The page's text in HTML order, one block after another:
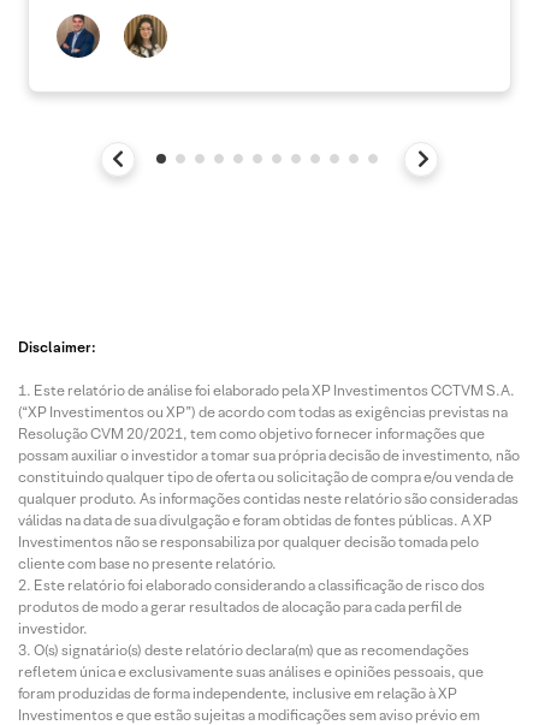
Disclaimer:
Este relatório de análise foi elaborado pela XP Investimentos CCTVM S.A.
(“XP Investimentos ou XP”) de acordo com todas as exigências previstas na
Resolução CVM 20/2021, tem como objetivo fornecer informações que
possam auxiliar o investidor a tomar sua própria decisão de investimento, não
constituindo qualquer tipo de oferta ou solicitação de compra e/ou venda de
qualquer produto. As informações contidas neste relatório são consideradas
válidas na data de sua divulgação e foram obtidas de fontes públicas. A XP
Investimentos não se responsabiliza por qualquer decisão tomada pelo
cliente com base no presente relatório.
Este relatório foi elaborado considerando a classificação de risco dos
produtos de modo a gerar resultados de alocação para cada perfil de
investidor.
O(s) signatário(s) deste relatório declara(m) que as recomendações
refletem única e exclusivamente suas análises e opiniões pessoais, que
foram produzidas de forma independente, inclusive em relação à XP
Investimentos e que estão sujeitas a modificações sem aviso prévio em